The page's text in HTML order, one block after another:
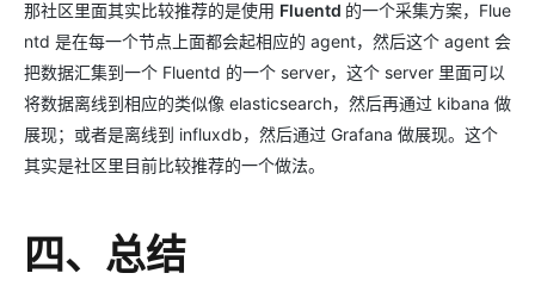
那社区里面其实比较推荐的是使用 Fluentd 的一个采集方案，Flue
ntd 是在每一个节点上面都会起相应的 agent，然后这个 agent 会
把数据汇集到一个 Fluentd 的一个 server，这个 server 里面可以
将数据离线到相应的类似像 elasticsearch，然后再通过 kibana 做
展现；或者是离线到 influxdb，然后通过 Grafana 做展现。这个
其实是社区里目前比较推荐的一个做法。
四、总结